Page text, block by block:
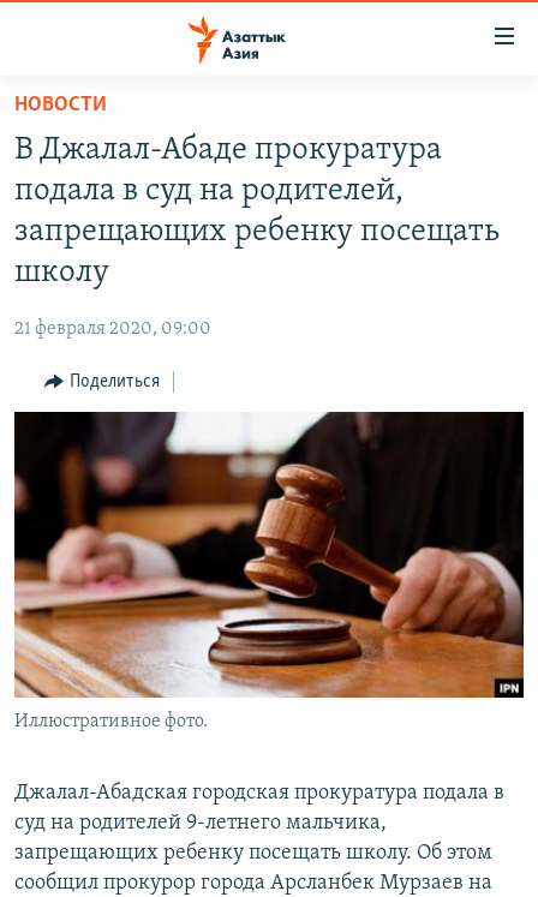
Вернуться
основному
содержанию
главной
Вернутся
поиску
ЦЕНТРАЛЬНАЯ АЗИЯ
НОВОСТИ
ВОЙНА В УКРАИНЕ
КЫРГЫЗЧА
ЎЗБЕКЧА
TÜRKMENÇE
ПОДПИШИТЕСЬ НА НАС В СОЦСЕТЯХ
Все сайты РСЕ/РС
НОВОСТИ
В Джалал-Абаде прокуратура
подала в суд на родителей,
запрещающих ребенку посещать
школу
21 февраля 2020, 09:00
Поделиться
Иллюстративное фото.
Джалал-Абадская городская прокуратура подала в
суд на родителей 9-летнего мальчика,
запрещающих ребенку посещать школу. Об этом
сообщил прокурор города Арсланбек Мурзаев на